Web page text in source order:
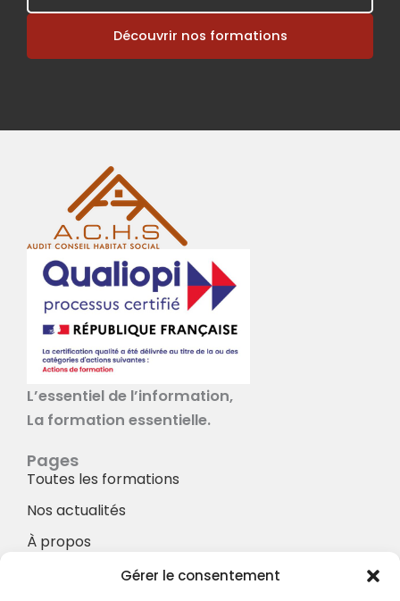
Gérer le consentement
Découvrir nos formations
L’essentiel de l’information,
La formation essentielle.
Pages
Toutes les formations
Nos actualités
À propos